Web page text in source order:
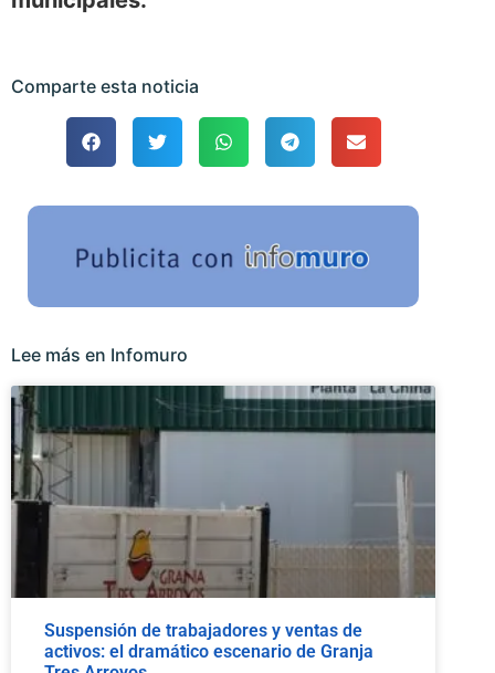
Comparte esta noticia
Lee más en Infomuro
Suspensión de trabajadores y ventas de
activos: el dramático escenario de Granja